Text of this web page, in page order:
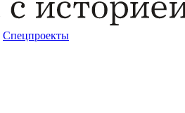
Спецпроекты